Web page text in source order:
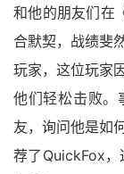
和他的朋友们在
合默契，战绩斐
玩家，这位玩家
他们轻松击败。
友，询问他是如
荐了QuickFox